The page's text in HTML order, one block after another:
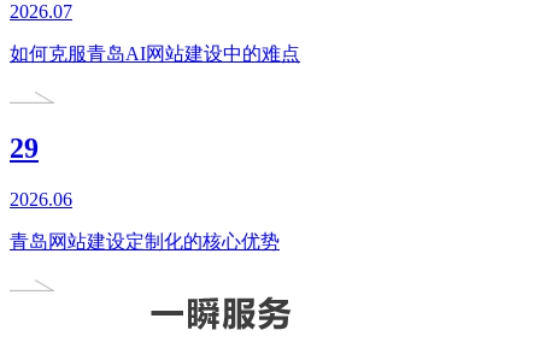
2026.07
如何克服青岛AI网站建设中的难点
29
2026.06
青岛网站建设定制化的核心优势